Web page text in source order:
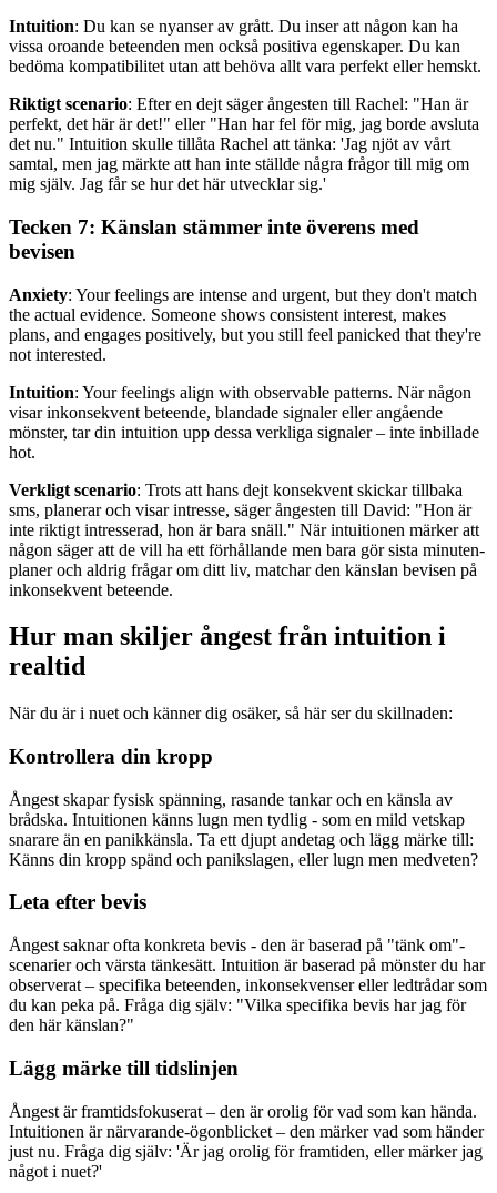
Intuition: Du kan se nyanser av grått. Du inser att någon kan ha
vissa oroande beteenden men också positiva egenskaper. Du kan
bedöma kompatibilitet utan att behöva allt vara perfekt eller hemskt.
Riktigt scenario: Efter en dejt säger ångesten till Rachel: "Han är
perfekt, det här är det!" eller "Han har fel för mig, jag borde avsluta
det nu." Intuition skulle tillåta Rachel att tänka: 'Jag njöt av vårt
samtal, men jag märkte att han inte ställde några frågor till mig om
mig själv. Jag får se hur det här utvecklar sig.'
Tecken 7: Känslan stämmer inte överens med
bevisen
Anxiety: Your feelings are intense and urgent, but they don't match
the actual evidence. Someone shows consistent interest, makes
plans, and engages positively, but you still feel panicked that they're
not interested.
Intuition: Your feelings align with observable patterns. När någon
visar inkonsekvent beteende, blandade signaler eller angående
mönster, tar din intuition upp dessa verkliga signaler – inte inbillade
hot.
Verkligt scenario: Trots att hans dejt konsekvent skickar tillbaka
sms, planerar och visar intresse, säger ångesten till David: "Hon är
inte riktigt intresserad, hon är bara snäll." När intuitionen märker att
någon säger att de vill ha ett förhållande men bara gör sista minuten-
planer och aldrig frågar om ditt liv, matchar den känslan bevisen på
inkonsekvent beteende.
Hur man skiljer ångest från intuition i
realtid
När du är i nuet och känner dig osäker, så här ser du skillnaden:
Kontrollera din kropp
Ångest skapar fysisk spänning, rasande tankar och en känsla av
brådska. Intuitionen känns lugn men tydlig - som en mild vetskap
snarare än en panikkänsla. Ta ett djupt andetag och lägg märke till:
Känns din kropp spänd och panikslagen, eller lugn men medveten?
Leta efter bevis
Ångest saknar ofta konkreta bevis - den är baserad på "tänk om"-
scenarier och värsta tänkesätt. Intuition är baserad på mönster du har
observerat – specifika beteenden, inkonsekvenser eller ledtrådar som
du kan peka på. Fråga dig själv: "Vilka specifika bevis har jag för
den här känslan?"
Lägg märke till tidslinjen
Ångest är framtidsfokuserat – den är orolig för vad som kan hända.
Intuitionen är närvarande-ögonblicket – den märker vad som händer
just nu. Fråga dig själv: 'Är jag orolig för framtiden, eller märker jag
något i nuet?'